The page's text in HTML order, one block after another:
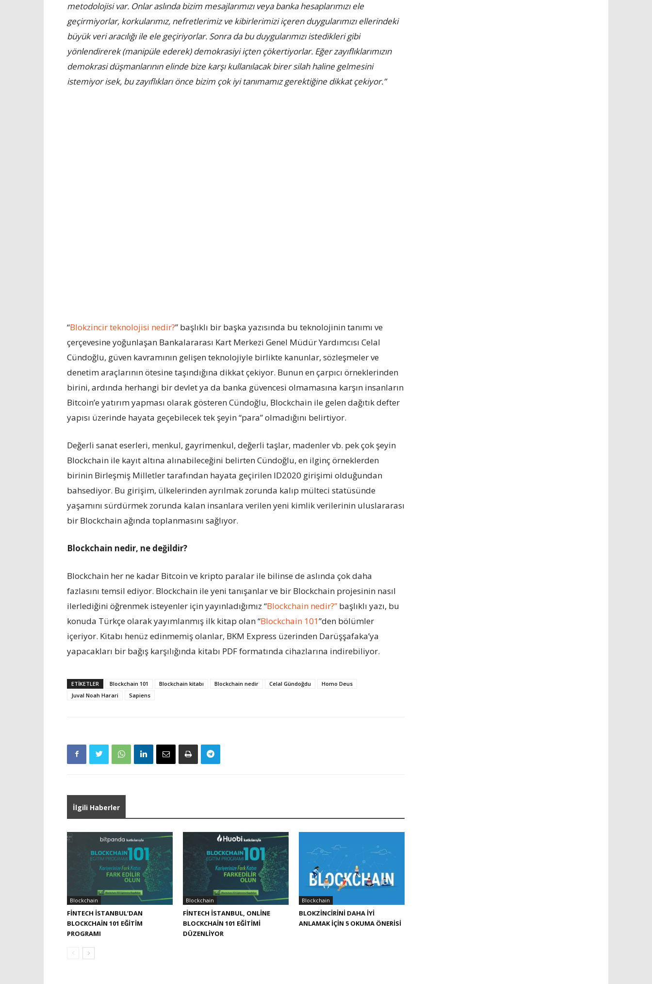
metodolojisi var. Onlar aslında bizim mesajlarımızı veya banka hesaplarımızı ele
geçirmiyorlar, korkularımız, nefretlerimiz ve kibirlerimizi içeren duygularımızı ellerindeki
büyük veri aracılığı ile ele geçiriyorlar. Sonra da bu duygularımızı istedikleri gibi
yönlendirerek (manipüle ederek) demokrasiyi içten çökertiyorlar. Eğer zayıflıklarımızın
demokrasi düşmanlarının elinde bize karşı kullanılacak birer silah haline gelmesini
istemiyor isek, bu zayıflıkları önce bizim çok iyi tanımamız gerektiğine dikkat çekiyor.”
“Blokzincir teknolojisi nedir?” başlıklı bir başka yazısında bu teknolojinin tanımı ve
çerçevesine yoğunlaşan Bankalararası Kart Merkezi Genel Müdür Yardımcısı Celal
Cündoğlu, güven kavramının gelişen teknolojiyle birlikte kanunlar, sözleşmeler ve
denetim araçlarının ötesine taşındığına dikkat çekiyor. Bunun en çarpıcı örneklerinden
birini, ardında herhangi bir devlet ya da banka güvencesi olmamasına karşın insanların
Bitcoin’e yatırım yapması olarak gösteren Cündoğlu, Blockchain ile gelen dağıtık defter
yapısı üzerinde hayata geçebilecek tek şeyin “para” olmadığını belirtiyor.
Değerli sanat eserleri, menkul, gayrimenkul, değerli taşlar, madenler vb. pek çok şeyin
Blockchain ile kayıt altına alınabileceğini belirten Cündoğlu, en ilginç örneklerden
birinin Birleşmiş Milletler tarafından hayata geçirilen ID2020 girişimi olduğundan
bahsediyor. Bu girişim, ülkelerinden ayrılmak zorunda kalıp mülteci statüsünde
yaşamını sürdürmek zorunda kalan insanlara verilen yeni kimlik verilerinin uluslararası
bir Blockchain ağında toplanmasını sağlıyor.
Blockchain nedir, ne değildir?
Blockchain her ne kadar Bitcoin ve kripto paralar ile bilinse de aslında çok daha
fazlasını temsil ediyor. Blockchain ile yeni tanışanlar ve bir Blockchain projesinin nasıl
ilerlediğini öğrenmek isteyenler için yayınladığımız “Blockchain nedir?” başlıklı yazı, bu
konuda Türkçe olarak yayımlanmış ilk kitap olan “Blockchain 101”den bölümler
içeriyor. Kitabı henüz edinmemiş olanlar, BKM Express üzerinden Darüşşafaka’ya
yapacakları bir bağış karşılığında kitabı PDF formatında cihazlarına indirebiliyor.
ETIKETLER Blockchain 101 Blockchain kitabı Blockchain nedir Celal Gündoğdu
Homo Deus
Juval Noah Harari
Sapiens
İlgili Haberler
Blockchain
FINTECH İSTANBUL’DAN
BLOCKCHAIN 101 EĞITIM
PROGRAMI
Blockchain
FINTECH İSTANBUL, ONLINE
BLOCKCHAIN 101 EĞITIMI
DÜZENLIYOR
Blockchain
BLOKZINCIRINI DAHA IYI
ANLAMAK IÇIN 5 OKUMA ÖNERISI